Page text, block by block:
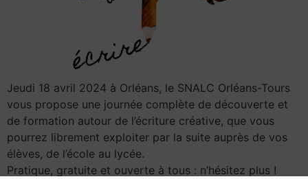
Jeudi 18 avril 2024 à Orléans, le SNALC Orléans-Tours
vous propose une journée complète de découverte et
de formation autour de l’écriture créative, que vous
pourrez librement exploiter par la suite auprès de vos
élèves, de l’école au lycée.
Pratique, gratuite et ouverte à tous : n’hésitez plus !